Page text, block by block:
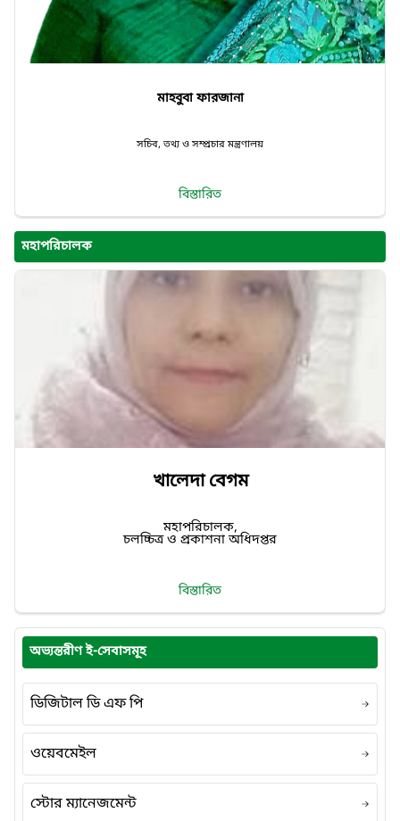
মাহবুবা ফারজানা
সচিব, তথ্য ও সম্প্রচার মন্ত্রণালয়
বিস্তারিত
মহাপরিচালক
খালেদা বেগম
মহাপরিচালক,
চলচ্চিত্র ও প্রকাশনা অধিদপ্তর
বিস্তারিত
অভ্যন্তরীণ ই-সেবাসমূহ
ডিজিটাল ডি এফ পি
ওয়েবমেইল
স্টোর ম্যানেজমেন্ট